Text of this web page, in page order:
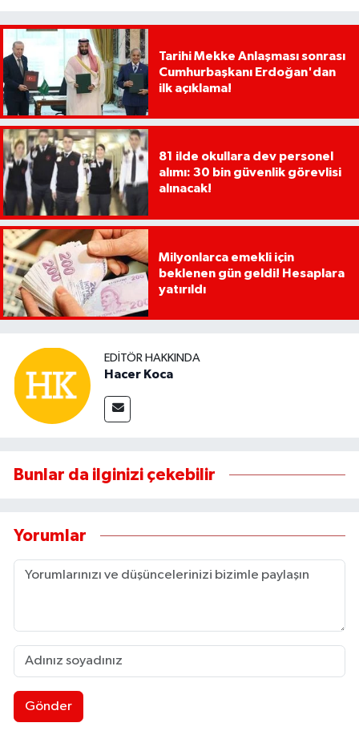
Tarihi Mekke Anlaşması sonrası
Cumhurbaşkanı Erdoğan'dan
ilk açıklama!
81 ilde okullara dev personel
alımı: 30 bin güvenlik görevlisi
alınacak!
Milyonlarca emekli için
beklenen gün geldi! Hesaplara
yatırıldı
EDITÖR HAKKINDA
Hacer Koca
Bunlar da ilginizi çekebilir
Yorumlar
Gönder